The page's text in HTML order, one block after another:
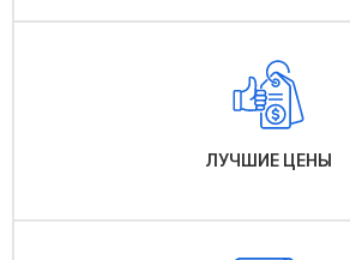
ЛУЧШИЕ ЦЕНЫ